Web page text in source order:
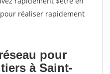
réaliser rapidement
pour
à Saint-